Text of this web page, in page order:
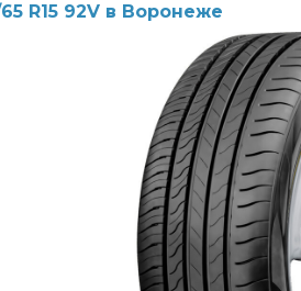
R15 92V в Воронеже